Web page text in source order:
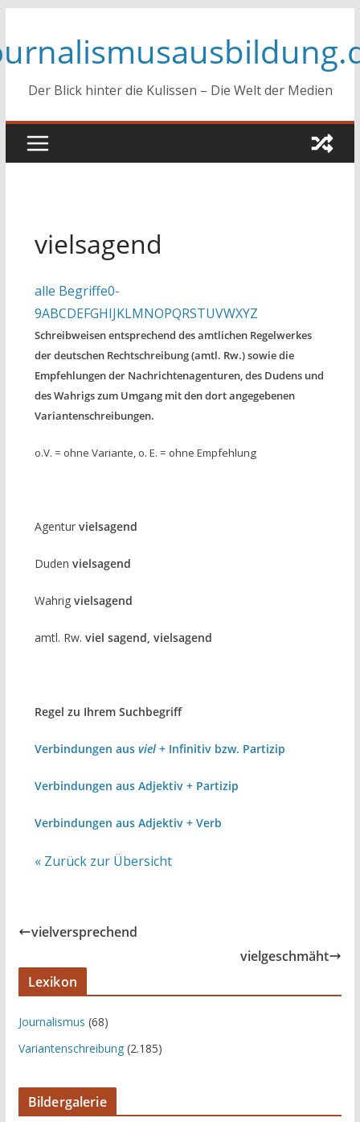
springen
Der Blick hinter die Kulissen – Die Welt der Medien
vielsagend
alle Begriffe0-
9ABCDEFGHIJKLMNOPQRSTUVWXYZ
Schreibweisen entsprechend des amtlichen Regelwerkes
der deutschen Rechtschreibung (amtl. Rw.) sowie die
Empfehlungen der Nachrichtenagenturen, des Dudens und
des Wahrigs zum Umgang mit den dort angegebenen
Variantenschreibungen.
o.V. = ohne Variante, o. E. = ohne Empfehlung
Agentur vielsagend
Duden vielsagend
Wahrig vielsagend
amtl. Rw. viel sagend, vielsagend
Regel zu Ihrem Suchbegriff
Verbindungen aus viel+ Infinitiv bzw. Partizip
Verbindungen aus Adjektiv + Partizip
Verbindungen aus Adjektiv + Verb
« Zurück zur Übersicht
vielversprechend
vielgeschmäht
Lexikon
Journalismus (68)
Variantenschreibung(2.185)
Bildergalerie